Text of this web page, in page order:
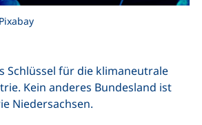
Schlüssel für die klimaneutrale
Kein anderes Bundesland ist
Niedersachsen.